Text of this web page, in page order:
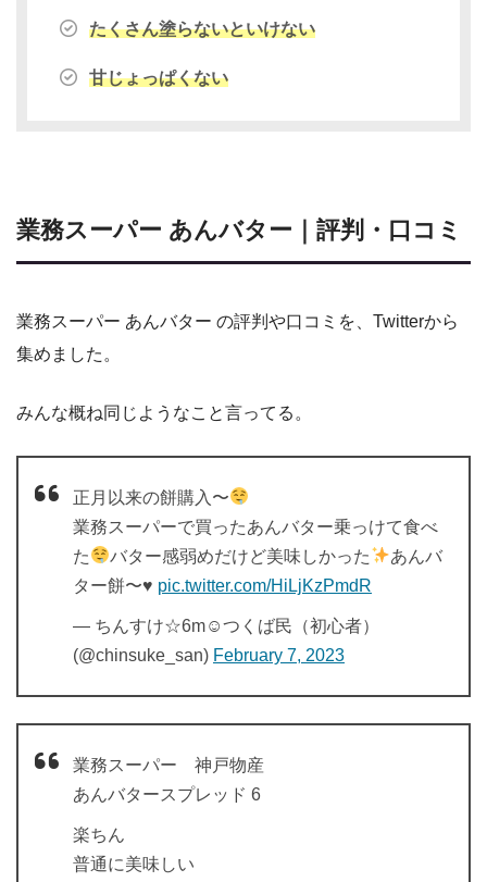
たくさん塗らないといけない
甘じょっぱくない
業務スーパー あんバター｜評判・口コミ
業務スーパー あんバター の評判や口コミを、Twitterから
集めました。
みんな概ね同じようなこと言ってる。
正月以来の餅購入〜
業務スーパーで買ったあんバター乗っけて食べ
た
バター感弱めだけど美味しかった
あんバ
ター餅〜♥️ pic.twitter.com/HiLjKzPmdR
— ちんすけ☆6m☺︎つくば民（初心者）
(@chinsuke_san) February 7, 2023
業務スーパー 神戸物産
あんバタースプレッド 6
楽ちん
普通に美味しい